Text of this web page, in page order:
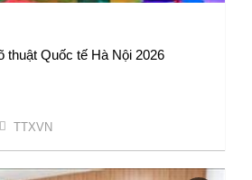
thuật Quốc tế Hà Nội 2026
TTXVN